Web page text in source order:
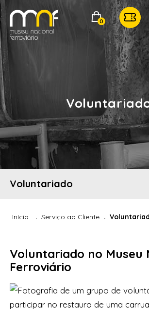
0
Voluntariado
Início Serviço ao Cliente
Voluntariado no Museu
Ferroviário